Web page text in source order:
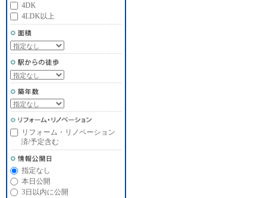
4DK
4LDK以上
リフォーム・リノベーション
済/予定含む
指定なし
本日公開
3日以内に公開